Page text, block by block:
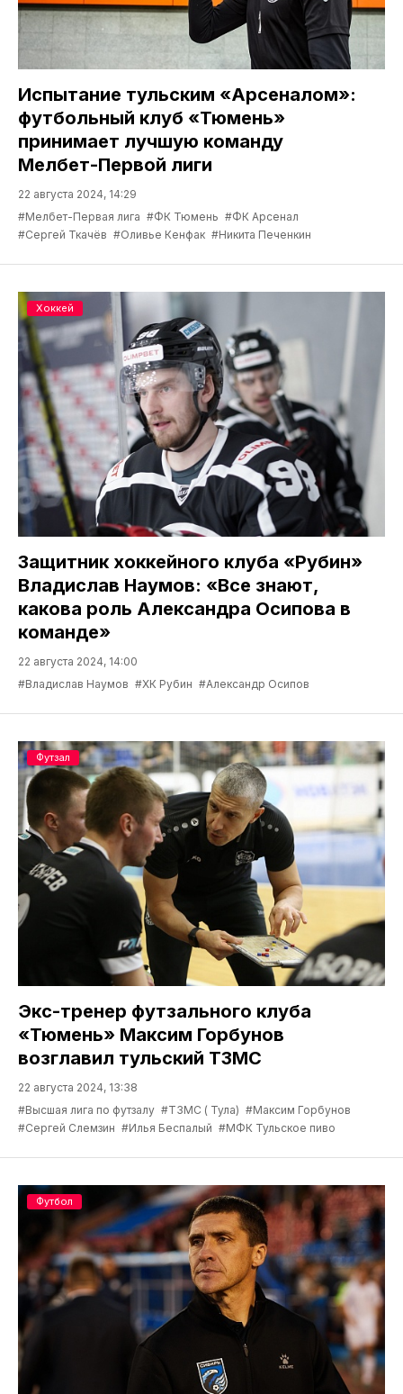
Испытание тульским «Арсеналом»:
футбольный клуб «Тюмень»
принимает лучшую команду
Мелбет-Первой лиги
22 августа 2024, 14:29
#Мелбет-Первая лига #ФК Тюмень #ФК Арсенал
#Сергей Ткачёв #Оливье Кенфак #Никита Печенкин
Защитник хоккейного клуба «Рубин»
Владислав Наумов: «Все знают,
какова роль Александра Осипова в
команде»
22 августа 2024, 14:00
#Владислав Наумов #ХК Рубин #Александр Осипов
Хоккей
Экс-тренер футзального клуба
«Тюмень» Максим Горбунов
возглавил тульский ТЗМС
22 августа 2024, 13:38
#Высшая лига по футзалу #ТЗМС ( Тула) #Максим Горбунов
#Сергей Слемзин #Илья Беспалый #МФК Тульское пиво
Футзал
Футбол